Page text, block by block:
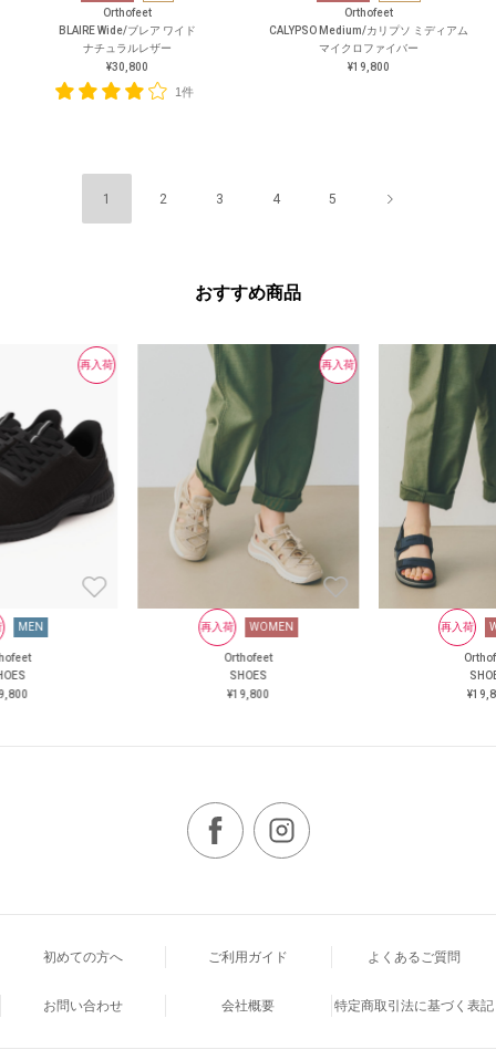
Orthofeet
BLAIRE Wide/ブレア ワイド
ナチュラルレザー
¥30,800
1件
Orthofeet
CALYPSO Medium/カリプソ ミディアム
マイクロファイバー
¥19,800
1 2 3 4 5
おすすめ商品
再入荷
MEN
再入荷
再入荷 WOMEN
Orthofeet
SHOES
¥19,800
再入荷
初めての方へ ご利用ガイド よくあるご質問
お問い合わせ 会社概要 特定商取引法に基づく表記